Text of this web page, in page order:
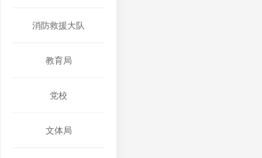
消防救援大队
教育局
党校
文体局